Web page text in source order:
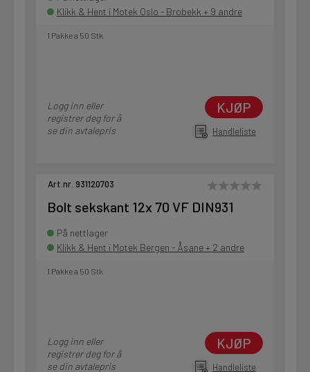
Klikk & Hent i Motek Oslo - Brobekk + 9 andre
1 Pakke a 50 Stk
Logg inn eller
registrer deg for å
se din avtalepris
KJØP
Handleliste
Art.nr. 931120703
Bolt sekskant 12x 70 VF DIN931
På nettlager
Klikk & Hent i Motek Bergen - Åsane + 2 andre
1 Pakke a 50 Stk
Logg inn eller
registrer deg for å
se din avtalepris
KJØP
Handleliste